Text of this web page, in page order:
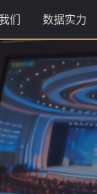
们 数据实力